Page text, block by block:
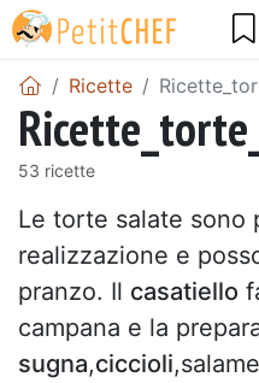
Ricette
53 ricette
Le torte salate sono
realizzazione e
pranzo. Il casatiello
campana e la
sugna,ciccioli